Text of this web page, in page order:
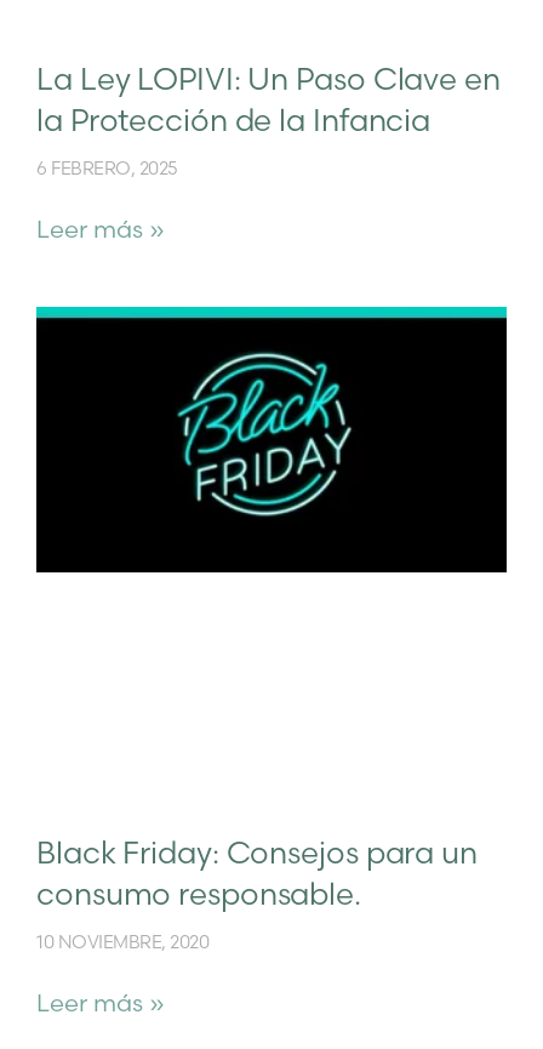
La Ley LOPIVI: Un Paso Clave en
la Protección de la Infancia
6 FEBRERO, 2025
Leer más »
Black Friday: Consejos para un
consumo responsable.
10 NOVIEMBRE, 2020
Leer más »